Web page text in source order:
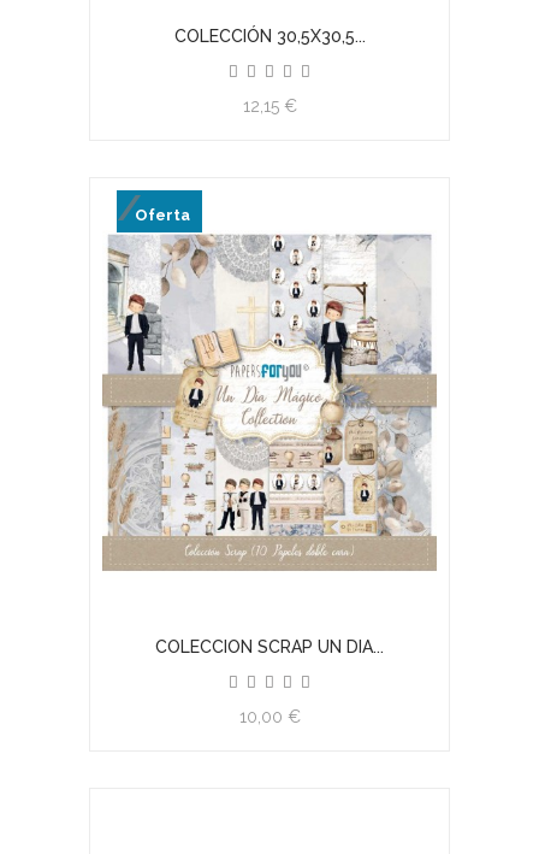
COLECCIÓN 30,5X30,5...
12,15 €
Oferta
COLECCION SCRAP UN DIA...
10,00 €